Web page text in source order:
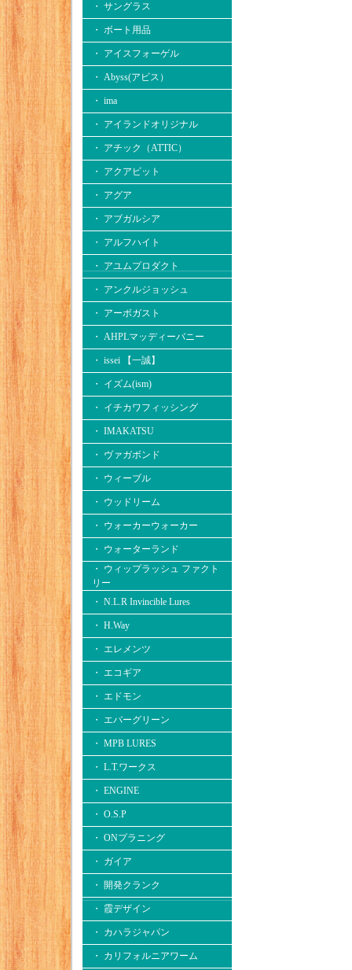
・ サングラス
・ ボート用品
・ アイスフォーゲル
・ Abyss(アビス）
・ ima
・ アイランドオリジナル
・ アチック（ATTIC）
・ アクアビット
・ アグア
・ アブガルシア
・ アルフハイト
・ アユムプロダクト
・ アンクルジョッシュ
・ アーボガスト
・ AHPLマッディーバニー
・ issei 【一誠】
・ イズム(ism)
・ イチカワフィッシング
・ IMAKATSU
・ ヴァガボンド
・ ウィーブル
・ ウッドリーム
・ ウォーカーウォーカー
・ ウォーターランド
・ ウィップラッシュ ファクト
リー
・ N.L.R Invincible Lures
・ H.Way
・ エレメンツ
・ エコギア
・ エドモン
・ エバーグリーン
・ MPB LURES
・ L.T.ワークス
・ ENGINE
・ O.S.P
・ ONプラニング
・ ガイア
・ 開発クランク
・ 霞デザイン
・ カハラジャパン
・ カリフォルニアワーム